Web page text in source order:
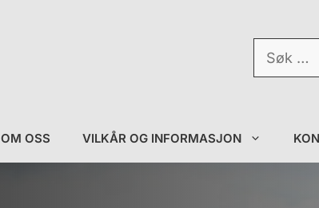
Søk
OM OSS VILKÅR OG INFORMASJON